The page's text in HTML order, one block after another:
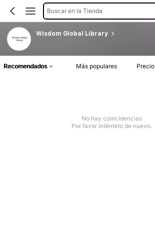
Buscar en la Tienda
Wisdom Global Library
Recomendados Más populares Precio
No hay coincidencias
Por favor inténtelo de nuevo.